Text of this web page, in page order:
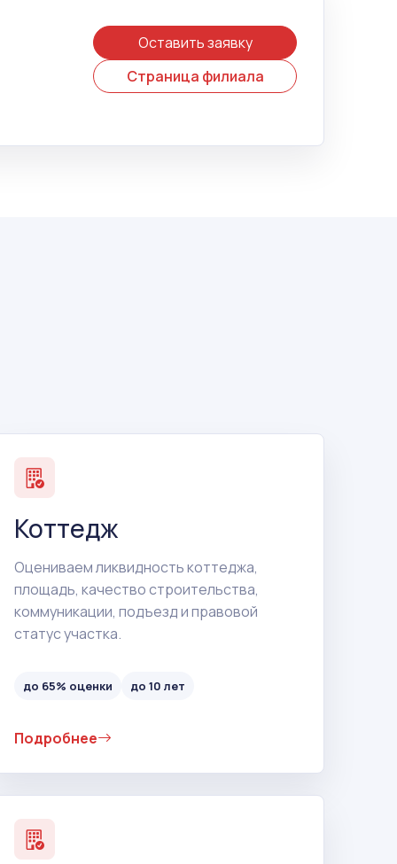
Оставить заявку
Страница филиала
Коттедж
Оцениваем ликвидность коттеджа,
площадь, качество строительства,
коммуникации, подъезд и правовой
статус участка.
до 65% оценки до 10 лет
Подробнее